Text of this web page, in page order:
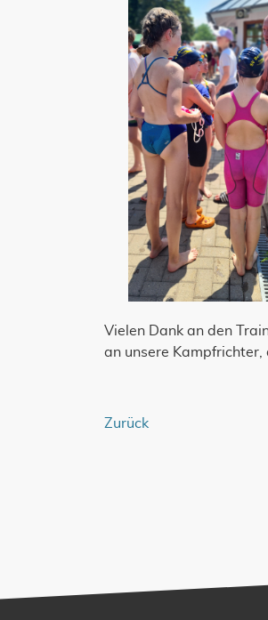
Vielen Dank an den
an unsere
Zurück